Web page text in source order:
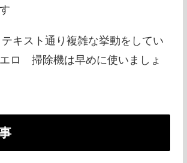
テキスト通り複雑な挙動をしてい
ロ 掃除機は早めに使いましょ